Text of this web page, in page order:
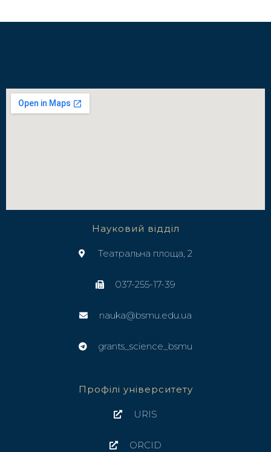
Науковий відділ
Театральна площа, 2
037-255-17-39
nauka@bsmu.edu.ua
grants_science_bsmu
Профілі університету
URIS
ORCID